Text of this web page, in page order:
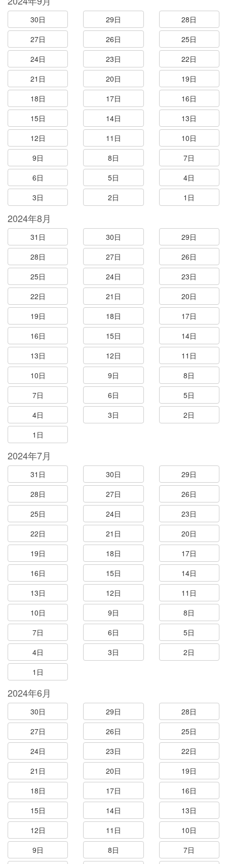
30日 29日
28日
27日
26日
25日
24日
23日
22日
21日
20日
19日
18日
17日
16日
15日
14日
13日
12日
11日
10日
9日
8日
7日
6日
5日
4日
3日
2日 1日
2024年8月
31日 30日
29日
28日
27日
26日
25日
24日
23日
22日
21日
20日
19日
18日
17日
16日
15日
14日
13日
12日
11日
10日
9日
8日
7日
6日
5日
4日
3日
2日
1日
2024年7月
31日 30日
29日
28日
27日
26日
25日
24日
23日
22日
21日
20日
19日
18日
17日
16日
15日
14日
13日
12日
11日
10日
9日
8日
7日
6日
5日
4日
3日
2日
1日
2024年6月
30日 29日
28日
27日
26日
25日
24日
23日
22日
21日
20日
19日
18日
17日
16日
15日
14日
13日
12日
11日
10日
9日
8日
7日